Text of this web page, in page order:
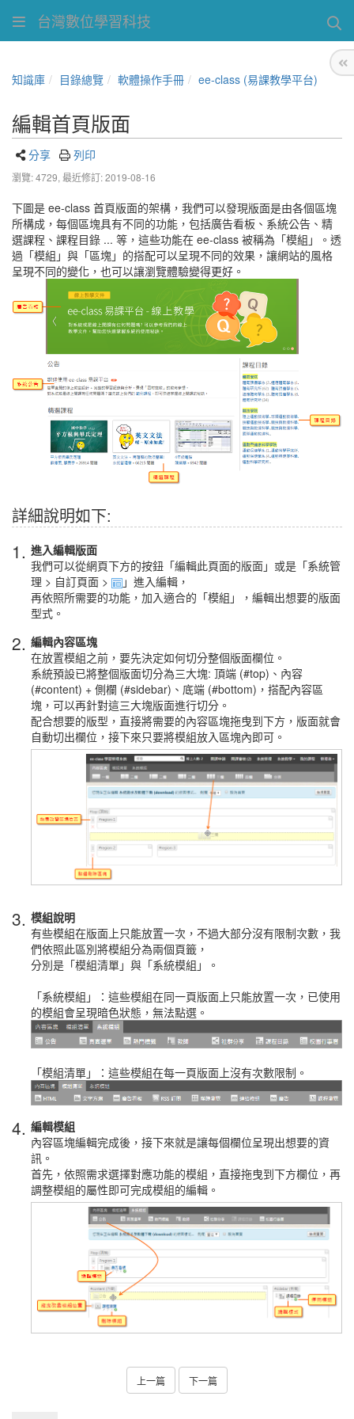
台灣數位學習科技
知識庫 目錄總覽 軟體操作手冊 ee-class (易課教學平台)
編輯首頁版面
分享 列印
瀏覽: 4729, 最近修訂: 2019-08-16
下圖是 ee-class 首頁版面的架構，我們可以發現版面是由各個區塊
所構成，每個區塊具有不同的功能，包括廣告看板、系統公告、精
選課程、課程目錄 ... 等，這些功能在 ee-class 被稱為「模組」。透
過「模組」與「區塊」的搭配可以呈現不同的效果，讓網站的風格
呈現不同的變化，也可以讓瀏覽體驗變得更好。
詳細說明如下:
1. 進入編輯版面
我們可以從網頁下方的按鈕「編輯此頁面的版面」或是「系統管
理 > 自訂頁面 >
」進入編輯，
再依照所需要的功能，加入適合的「模組」，編輯出想要的版面
型式。
2. 編輯內容區塊
在放置模組之前，要先決定如何切分整個版面欄位。
系統預設已將整個版面切分為三大塊: 頂端 (#top)、內容
(#content) + 側欄 (#sidebar)、底端 (#bottom)，搭配內容區
塊，可以再針對這三大塊版面進行切分。
配合想要的版型，直接將需要的內容區塊拖曳到下方，版面就會
自動切出欄位，接下來只要將模組放入區塊內即可。
3. 模組說明
有些模組在版面上只能放置一次，不過大部分沒有限制次數，我
們依照此區別將模組分為兩個頁籤，
分別是「模組清單」與「系統模組」。
「系統模組」：這些模組在同一頁版面上只能放置一次，已使用
的模組會呈現暗色狀態，無法點選。
「模組清單」：這些模組在每一頁版面上沒有次數限制。
4. 編輯模組
內容區塊編輯完成後，接下來就是讓每個欄位呈現出想要的資
訊。
首先，依照需求選擇對應功能的模組，直接拖曳到下方欄位，再
調整模組的屬性即可完成模組的編輯。
上一篇 下一篇